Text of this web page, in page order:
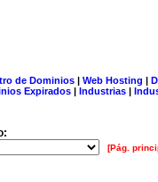
de Dominios| Web Hosting |
Expirados | Industrias |
[Pág.